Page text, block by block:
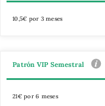
10,5€ por 3 meses
Patrón VIP Semestral
21€ por 6 meses